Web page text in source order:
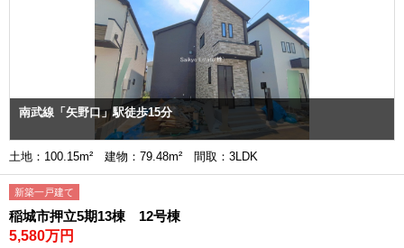
南武線「矢野口」駅徒歩15分
土地：100.15m² 建物：79.48m² 間取：3LDK
新築一戸建て
稲城市押立5期13棟 12号棟
5,580万円